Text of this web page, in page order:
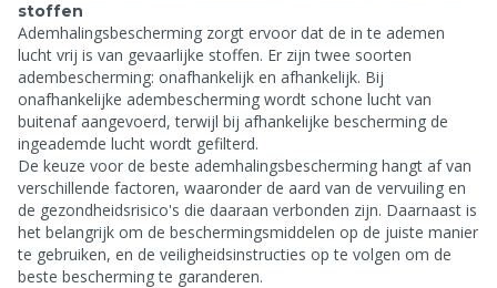
stoffen
Ademhalingsbescherming zorgt ervoor dat de in te ademen
lucht vrij is van gevaarlijke stoffen. Er zijn twee soorten
adembescherming: onafhankelijk en afhankelijk. Bij
onafhankelijke adembescherming wordt schone lucht van
buitenaf aangevoerd, terwijl bij afhankelijke bescherming de
ingeademde lucht wordt gefilterd.
De keuze voor de beste ademhalingsbescherming hangt af van
verschillende factoren, waaronder de aard van de vervuiling en
de gezondheidsrisico's die daaraan verbonden zijn. Daarnaast is
het belangrijk om de beschermingsmiddelen op de juiste manier
te gebruiken, en de veiligheidsinstructies op te volgen om de
beste bescherming te garanderen.